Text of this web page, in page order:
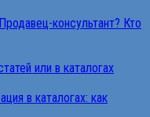
консультант? Кто
или в каталогах
в каталогах: как